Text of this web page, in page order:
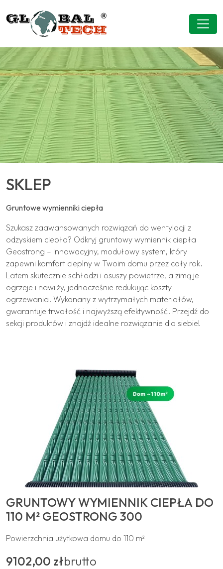
SKLEP
Gruntowe wymienniki ciepła
Szukasz zaawansowanych rozwiązań do wentylacji z
odzyskiem ciepła? Odkryj gruntowy wymiennik ciepła
Geostrong – innowacyjny, modułowy system, który
zapewni komfort cieplny w Twoim domu przez cały rok.
Latem skutecznie schłodzi i osuszy powietrze, a zimą je
ogrzeje i nawilży, jednocześnie redukując koszty
ogrzewania. Wykonany z wytrzymałych materiałów,
gwarantuje trwałość i najwyższą efektywność. Przejdź do
sekcji produktów i znajdź idealne rozwiązanie dla siebie!
GRUNTOWY WYMIENNIK CIEPŁA DO
110 M² GEOSTRONG 300
Powierzchnia użytkowa domu do 110 m²
9102,00 złbrutto